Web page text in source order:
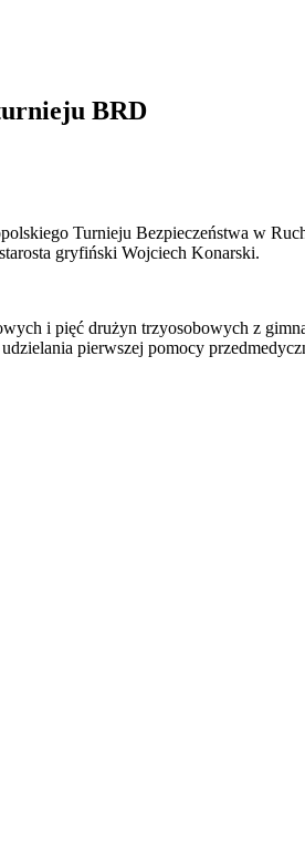
BRD
Turnieju Bezpieczeństwa w
gryfiński Wojciech Konarski.
i pięć drużyn trzyosobowych z
pierwszej pomocy